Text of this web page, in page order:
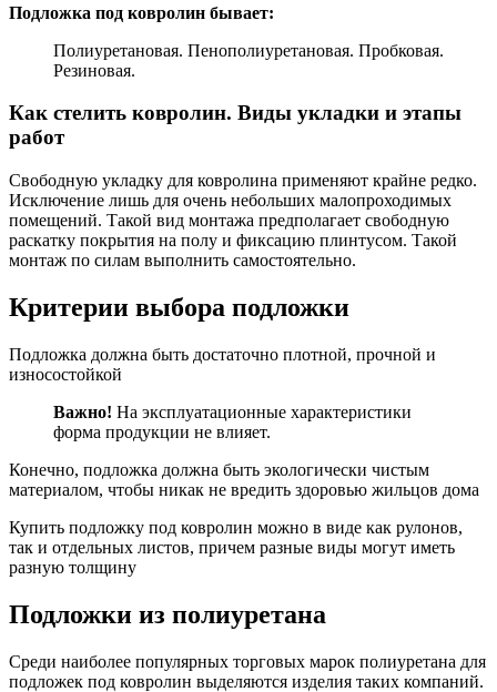
Подложка под ковролин бывает:
Полиуретановая. Пенополиуретановая. Пробковая.
Резиновая.
Как стелить ковролин. Виды укладки и этапы
работ
Свободную укладку для ковролина применяют крайне редко.
Исключение лишь для очень небольших малопроходимых
помещений. Такой вид монтажа предполагает свободную
раскатку покрытия на полу и фиксацию плинтусом. Такой
монтаж по силам выполнить самостоятельно.
Критерии выбора подложки
Подложка должна быть достаточно плотной, прочной и
износостойкой
Важно! На эксплуатационные характеристики
форма продукции не влияет.
Конечно, подложка должна быть экологически чистым
материалом, чтобы никак не вредить здоровью жильцов дома
Купить подложку под ковролин можно в виде как рулонов,
так и отдельных листов, причем разные виды могут иметь
разную толщину
Подложки из полиуретана
Среди наиболее популярных торговых марок полиуретана для
подложек под ковролин выделяются изделия таких компаний.